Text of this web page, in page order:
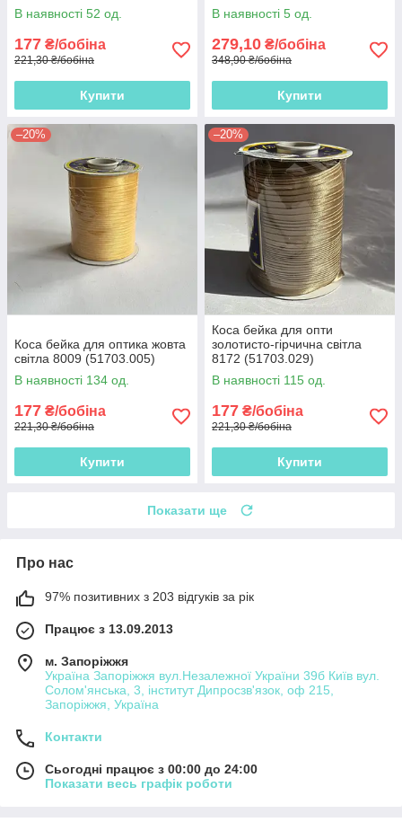
В наявності 52 од.
177 ₴/бобіна
221,30 ₴/бобіна
Купити
В наявності 5 од.
279,10 ₴/бобіна
348,90 ₴/бобіна
Купити
–20%
Коса бейка для оптика жовта
світла 8009 (51703.005)
В наявності 134 од.
177 ₴/бобіна
221,30 ₴/бобіна
Купити
–20%
Коса бейка для опти
золотисто-гірчична світла
8172 (51703.029)
В наявності 115 од.
177 ₴/бобіна
221,30 ₴/бобіна
Купити
Показати ще
Про нас
97% позитивних з 203 відгуків за рік
Працює з 13.09.2013
м. Запоріжжя
Україна Запоріжжя вул.Незалежної України 39б Київ вул.
Солом'янська, 3, інститут Дипросзв'язок, оф 215,
Запоріжжя, Україна
Контакти
Сьогодні працює з 00:00 до 24:00
Показати весь графік роботи